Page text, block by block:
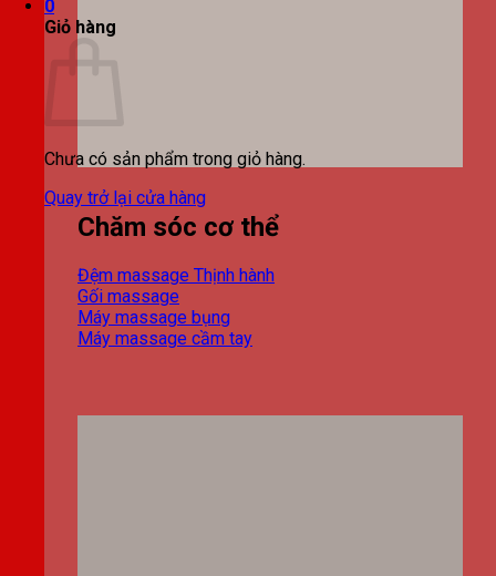
0
Giỏ hàng
Chưa có sản phẩm trong giỏ hàng.
Quay trở lại cửa hàng
Chăm sóc cơ thể
Đệm massage
Gối massage
Máy massage bụng
Máy massage cầm tay